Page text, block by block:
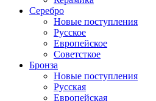
Серебро
Новые поступления
Русское
Европейское
Советсткое
Бронза
Новые поступления
Русская
Европейская